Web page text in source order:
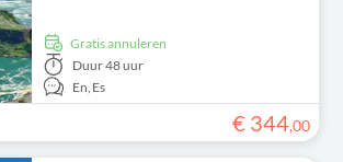
Gratis annuleren
Duur48 uur
En, Es
€ 344,00